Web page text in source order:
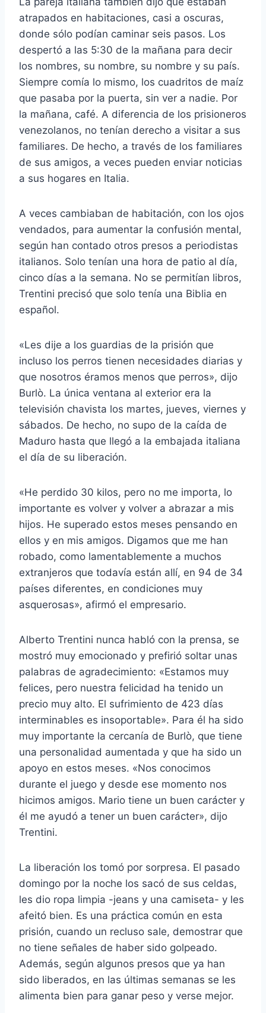
atrapados en habitaciones, casi a oscuras,
donde sólo podían caminar seis pasos. Los
despertó a las 5:30 de la mañana para decir
los nombres, su nombre, su nombre y su país.
Siempre comía lo mismo, los cuadritos de maíz
que pasaba por la puerta, sin ver a nadie. Por
la mañana, café. A diferencia de los prisioneros
venezolanos, no tenían derecho a visitar a sus
familiares. De hecho, a través de los familiares
de sus amigos, a veces pueden enviar noticias
a sus hogares en Italia.
A veces cambiaban de habitación, con los ojos
vendados, para aumentar la confusión mental,
según han contado otros presos a periodistas
italianos. Solo tenían una hora de patio al día,
cinco días a la semana. No se permitían libros,
Trentini precisó que solo tenía una Biblia en
español.
«Les dije a los guardias de la prisión que
incluso los perros tienen necesidades diarias y
que nosotros éramos menos que perros», dijo
Burlò. La única ventana al exterior era la
televisión chavista los martes, jueves, viernes y
sábados. De hecho, no supo de la caída de
Maduro hasta que llegó a la embajada italiana
el día de su liberación.
«He perdido 30 kilos, pero no me importa, lo
importante es volver y volver a abrazar a mis
hijos. He superado estos meses pensando en
ellos y en mis amigos. Digamos que me han
robado, como lamentablemente a muchos
extranjeros que todavía están allí, en 94 de 34
países diferentes, en condiciones muy
asquerosas», afirmó el empresario.
Alberto Trentini nunca habló con la prensa, se
mostró muy emocionado y prefirió soltar unas
palabras de agradecimiento: «Estamos muy
felices, pero nuestra felicidad ha tenido un
precio muy alto. El sufrimiento de 423 días
interminables es insoportable». Para él ha sido
muy importante la cercanía de Burlò, que tiene
una personalidad aumentada y que ha sido un
apoyo en estos meses. «Nos conocimos
durante el juego y desde ese momento nos
hicimos amigos. Mario tiene un buen carácter y
él me ayudó a tener un buen carácter», dijo
Trentini.
La liberación los tomó por sorpresa. El pasado
domingo por la noche los sacó de sus celdas,
les dio ropa limpia -jeans y una camiseta- y les
afeitó bien. Es una práctica común en esta
prisión, cuando un recluso sale, demostrar que
no tiene señales de haber sido golpeado.
Además, según algunos presos que ya han
sido liberados, en las últimas semanas se les
alimenta bien para ganar peso y verse mejor.